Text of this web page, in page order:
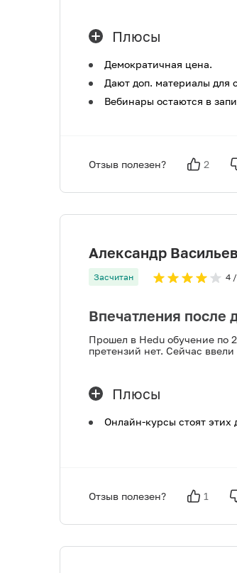
Плюсы
Демократичная цена.
Дают доп. материалы для
Вебинары остаются в
Отзыв полезен? 2
Александр Васильев
Засчитан 4
Впечатления после
Прошел в Hedu обучение по
претензий нет. Сейчас
Плюсы
Онлайн-курсы стоят этих
Отзыв полезен? 1